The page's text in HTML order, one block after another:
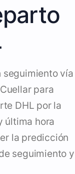
seguimiento vía
para
DHL por la
última hora
la predicción
seguimiento y